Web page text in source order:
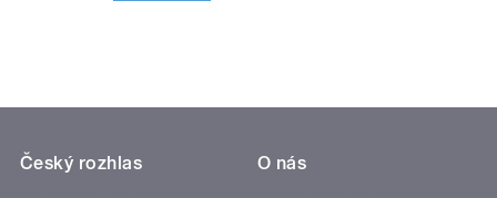
Český rozhlas
O nás